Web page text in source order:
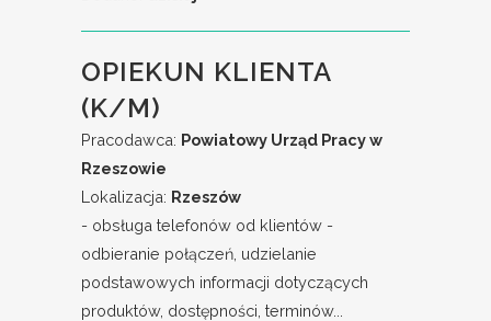
OPIEKUN KLIENTA
(K/M)
Pracodawca: Powiatowy Urząd Pracy w
Rzeszowie
Lokalizacja: Rzeszów
- obsługa telefonów od klientów -
odbieranie połączeń, udzielanie
podstawowych informacji dotyczących
produktów, dostępności, terminów...